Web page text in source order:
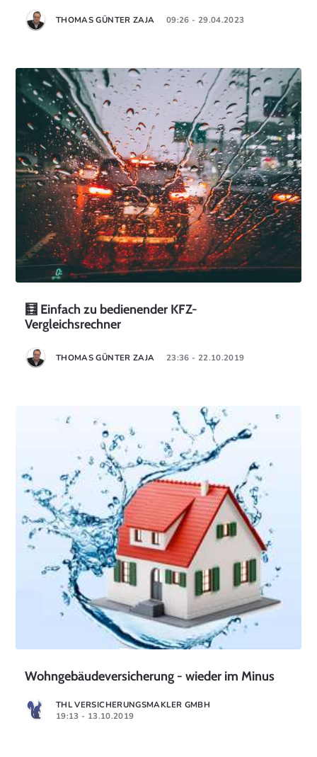
THOMAS GÜNTER ZAJA 09:26 - 29.04.2023
🧮 Einfach zu bedienender KFZ-
Vergleichsrechner
THOMAS GÜNTER ZAJA 23:36 - 22.10.2019
Wohngebäudeversicherung - wieder im Minus
THL VERSICHERUNGSMAKLER GMBH
19:13 - 13.10.2019